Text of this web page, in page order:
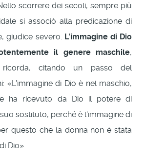
scorrere dei secoli, sempre più
si associò alla predicazione di
giudice severo. L'immagine di Dio
il genere maschile,
citando un passo del
«L'immagine di Dio è nel maschio,
ha ricevuto da Dio il potere di
sostituto, perché è l'immagine di
questo che la donna non è stata
Dio».